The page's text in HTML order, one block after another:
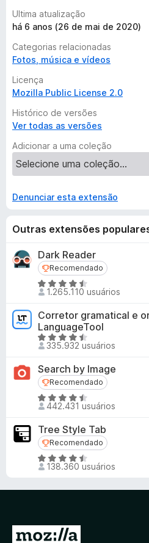
Ultima atualização
há 6 anos (26 de mai de 2020)
Categorias relacionadas
Fotos, música e vídeos
Licença
Mozilla Public License 2.0
Histórico de versões
Ver todas as versões
Adicionar a uma coleção
Denunciar esta extensão
Outras extensões
Dark Reader
Recomendado
Recomendado
A
v
a
l
i
a
o
e
m
4
,
5
d
e
1.265.110 usuários
Corretor gramatical e
LanguageTool
A
v
a
l
a
o
e
m
4
5
5
335.932 usuários
Search by Image
Recomendado
Recomendado
A
v
a
l
a
o
4
,
442.431 usuários
Tree Style Tab
Recomendado
Recomendado
A
v
a
d
138.360 usuários